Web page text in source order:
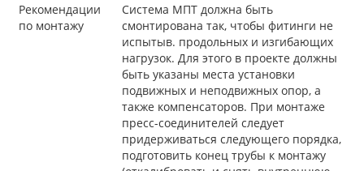
Рекомендации
по монтажу
Система МПТ должна быть
смонтирована так, чтобы фитинги не
испытыв. продольных и изгибающих
нагрузок. Для этого в проекте должны
быть указаны места установки
подвижных и неподвижных опор, а
также компенсаторов. При монтаже
пресс-соединителей следует
придерживаться следующего порядка,
подготовить конец трубы к монтажу